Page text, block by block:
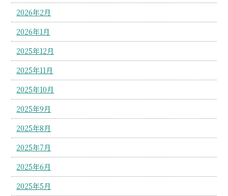
2026年2月
2026年1月
2025年12月
2025年11月
2025年10月
2025年9月
2025年8月
2025年7月
2025年6月
2025年5月